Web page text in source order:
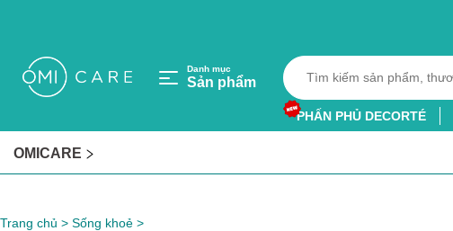
Danh mục
Sản phẩm
PHẤN PHỦ DECORTÉ
OMICARE
Trang chủ > Sống khoẻ >